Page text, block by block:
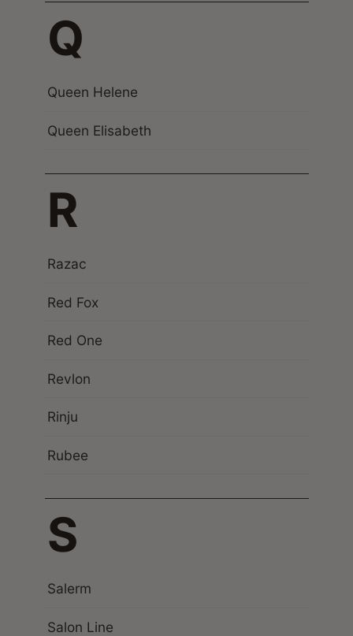
Q
Queen Helene
Queen Elisabeth
R
Razac
Red Fox
Red One
Revlon
Rinju
Rubee
S
Salerm
Salon Line